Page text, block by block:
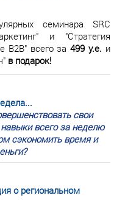
семинара SRC
и "Стратегия
В2В" всего за499 у.е. и
в подарок!
свои
всего за неделю
сэкономить время и
о региональном